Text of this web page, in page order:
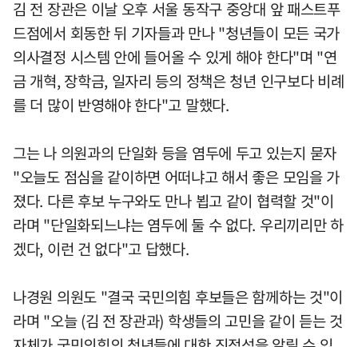
김 전 장관은 이날 오후 서울 동작구 중앙대 앞 패스트푸
드점에서 회동한 뒤 기자들과 만나 "청년들이 모든 국가
의사결정 시스템 안에 들어올 수 있게 해야 한다"며 "연
금 개혁, 장학금, 일자리 등의 정책은 청년 인구보다 비례
를 더 많이 반영해야 한다"고 말했다.
그는 나 의원과의 단일화 등을 염두에 두고 있는지 묻자
"오늘도 점심을 같이하면 어떠냐고 해서 좋은 모임을 가
졌다. 다른 후보 누구와도 만나 뵙고 같이 협력할 것"이
라며 "단일화되느냐는 염두에 둘 수 없다. 우리끼리만 하
겠다, 이런 건 없다"고 답했다.
나경원 의원도 "결국 국민의힘 후보들은 함께하는 것"이
라며 "오늘 (김 전 장관과) 학생들의 고민을 같이 듣는 것